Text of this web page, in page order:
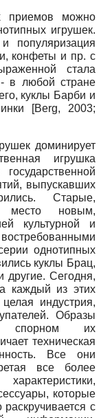
приемов можно
игрушек.
популяризация
конфеты и пр. с
стала
в любой стране
куклы Барби и
[Berg, 2003;
доминирует
игрушка
выпускавших
Старые,
место новым,
культурной и
однотипных
куклы Брац,
другие. Сегодня,
каждый из этих
индустрия,
Образы
спорном их
техническая
Все они
все более
которые
с